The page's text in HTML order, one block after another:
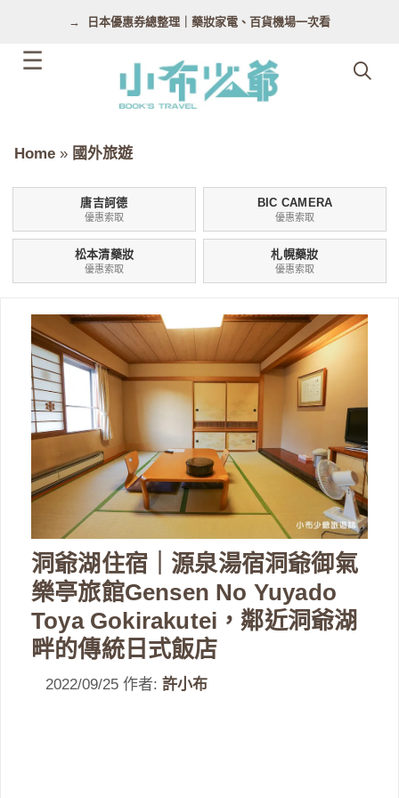
日本優惠券總整理｜藥妝家電、百貨機場一次看
Home » 國外旅遊
唐吉訶德
優惠索取
BIC CAMERA
優惠索取
松本清藥妝
優惠索取
札幌藥妝
優惠索取
洞爺湖住宿｜源泉湯宿洞爺御氣
樂亭旅館Gensen No Yuyado
Toya Gokirakutei，鄰近洞爺湖
畔的傳統日式飯店
2022/09/25 作者: 許小布